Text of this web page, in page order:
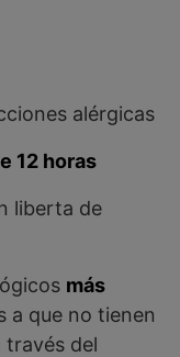
alérgicas
12 horas
liberta de
más
a que no tienen
través del